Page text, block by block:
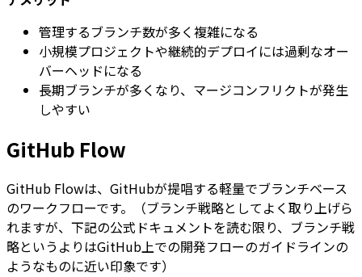
管理するブランチ数が多く複雑になる
小規模プロジェクトや継続的デプロイには過剰なオー
バーヘッドになる
長期ブランチが多くなり、マージコンフリクトが発生
しやすい
GitHub Flow
GitHub Flowは、GitHubが提唱する軽量でブランチベース
のワークフローです。（ブランチ戦略としてよく取り上げら
れますが、下記の公式ドキュメントを読む限り、ブランチ戦
略というよりはGitHub上での開発フローのガイドラインの
ようなものに近い印象です）